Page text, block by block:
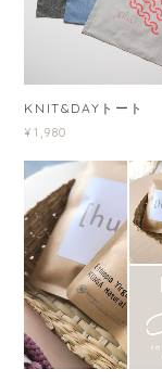
KNIT&DAYトート
¥1,980